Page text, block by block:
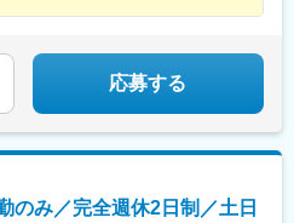
応募する
のみ／完全週休2日制／土日